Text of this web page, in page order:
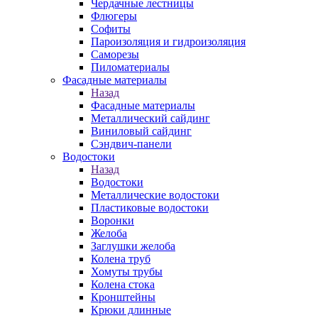
Чердачные лестницы
Флюгеры
Софиты
Пароизоляция и гидроизоляция
Саморезы
Пиломатериалы
Фасадные материалы
Назад
Фасадные материалы
Металлический сайдинг
Виниловый сайдинг
Сэндвич-панели
Водостоки
Назад
Водостоки
Металлические водостоки
Пластиковые водостоки
Воронки
Желоба
Заглушки желоба
Колена труб
Хомуты трубы
Колена стока
Кронштейны
Крюки длинные